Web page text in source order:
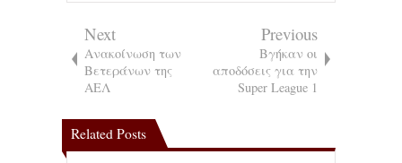
Next
Ανακοίνωση των
Βετεράνων της
ΑΕΛ
Previous
Βγήκαν οι
αποδόσεις για την
Super League 1
Related Posts